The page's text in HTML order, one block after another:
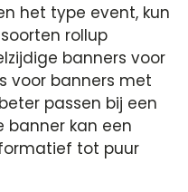
het type event, kun
rollup
banners voor
voor banners met
passen bij een
banner kan een
tot puur